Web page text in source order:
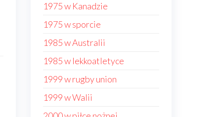
1975 w Kanadzie
1975 w sporcie
1985 w Australii
1985 w lekkoatletyce
1999 w rugby union
1999 w Walii